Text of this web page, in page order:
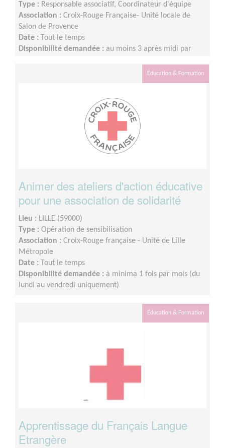
Type : Responsable associatif, Coordinateur d'équipe
Association : Croix-Rouge Française- Unité locale de
Salon de Provence
Date : Tout le temps
Disponibilité demandée : au moins 3 après midi par
Éducation & Formation
Animer des ateliers d'action éducative
pour une association de solidarité
Lieu : LILLE (59000)
Type : Opération de sensibilisation
Association : Croix-Rouge française - Unité de Lille
Métropole
Date : Tout le temps
Disponibilité demandée : à minima 1 fois par mois (du
lundi au vendredi uniquement)
Éducation & Formation
Apprentissage du Français Langue
Etrangère